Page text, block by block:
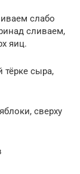
слабо
сливаем,
яиц.
тёрке сыра,
сверху